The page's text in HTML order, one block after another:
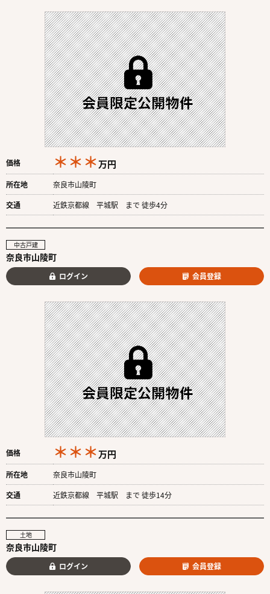
価格 ＊＊＊万円
所在地
奈良市山陵町
交通
近鉄京都線 平城駅 まで 徒歩4分
中古戸建
奈良市山陵町
ログイン 会員登録
価格 ＊＊＊万円
所在地
奈良市山陵町
交通
近鉄京都線 平城駅 まで 徒歩14分
土地
奈良市山陵町
ログイン 会員登録